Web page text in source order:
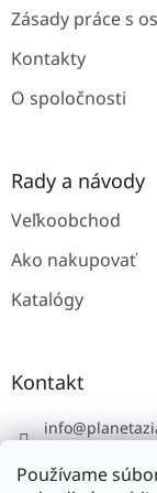
Používame
Zásady práce s
Kontakty
O spoločnosti
Rady a návody
Veľkoobchod
Ako nakupovať
Katalógy
Kontakt
info@